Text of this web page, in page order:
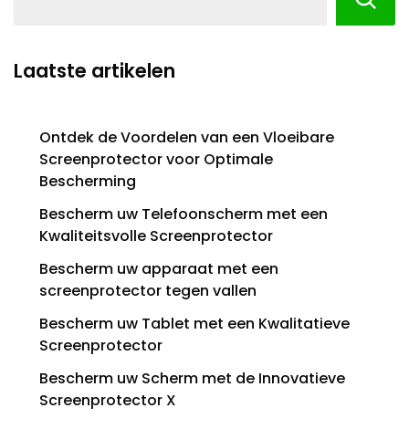
Laatste artikelen
Ontdek de Voordelen van een Vloeibare
Screenprotector voor Optimale
Bescherming
Bescherm uw Telefoonscherm met een
Kwaliteitsvolle Screenprotector
Bescherm uw apparaat met een
screenprotector tegen vallen
Bescherm uw Tablet met een Kwalitatieve
Screenprotector
Bescherm uw Scherm met de Innovatieve
Screenprotector X